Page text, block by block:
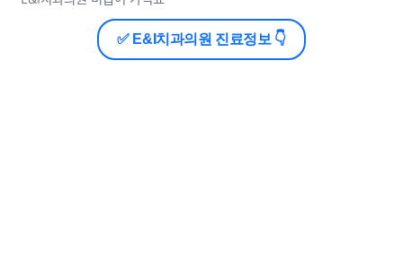
✅ E&I치과의원 진료정보 👇